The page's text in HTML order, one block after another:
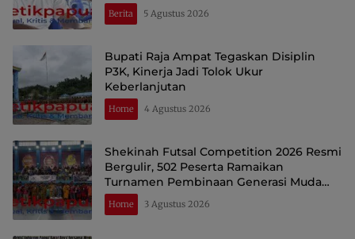
Berita 5 Agustus 2026
Bupati Raja Ampat Tegaskan Disiplin
P3K, Kinerja Jadi Tolok Ukur
Keberlanjutan
Home 4 Agustus 2026
Shekinah Futsal Competition 2026 Resmi
Bergulir, 502 Peserta Ramaikan
Turnamen Pembinaan Generasi Muda
Raja Ampat
Home 3 Agustus 2026